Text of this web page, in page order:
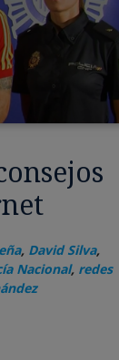
, David Silva,
Nacional, redes